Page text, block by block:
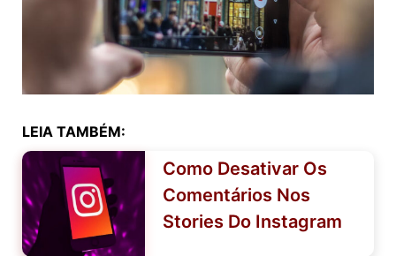
LEIA TAMBÉM:
Como Desativar Os
Comentários Nos
Stories Do Instagram